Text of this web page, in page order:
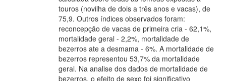
touros (novilha de dois a três anos e vacas), de
75,9. Outros índices observados foram:
reconcepção de vacas de primeira cria - 62,1%,
mortalidade geral - 2,2%, mortalidade de
bezerros ate a desmama - 6%. A mortalidade de
bezerros representou 53,7% da mortalidade
geral. Na analise dos dados de mortalidade de
bezerros, o efeito de sexo foi significativo